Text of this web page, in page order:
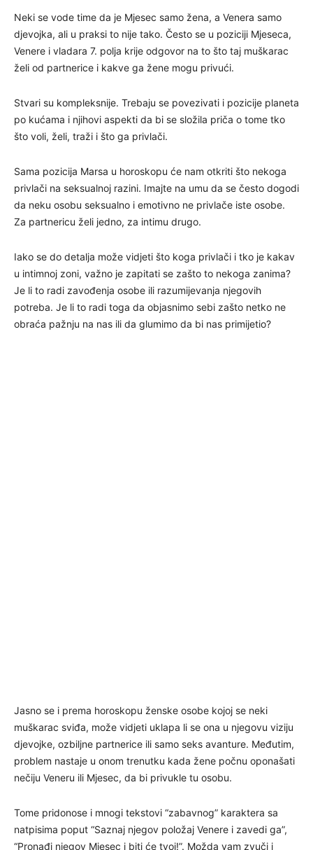
Neki se vode time da je Mjesec samo žena, a Venera samo
djevojka, ali u praksi to nije tako. Često se u poziciji Mjeseca,
Venere i vladara 7. polja krije odgovor na to što taj muškarac
želi od partnerice i kakve ga žene mogu privući.
Stvari su kompleksnije. Trebaju se povezivati i pozicije planeta
po kućama i njihovi aspekti da bi se složila priča o tome tko
što voli, želi, traži i što ga privlači.
Sama pozicija Marsa u horoskopu će nam otkriti što nekoga
privlači na seksualnoj razini. Imajte na umu da se često dogodi
da neku osobu seksualno i emotivno ne privlače iste osobe.
Za partnericu želi jedno, za intimu drugo.
Iako se do detalja može vidjeti što koga privlači i tko je kakav
u intimnoj zoni, važno je zapitati se zašto to nekoga zanima?
Je li to radi zavođenja osobe ili razumijevanja njegovih
potreba. Je li to radi toga da objasnimo sebi zašto netko ne
obraća pažnju na nas ili da glumimo da bi nas primijetio?
Jasno se i prema horoskopu ženske osobe kojoj se neki
muškarac sviđa, može vidjeti uklapa li se ona u njegovu viziju
djevojke, ozbiljne partnerice ili samo seks avanture. Međutim,
problem nastaje u onom trenutku kada žene počnu oponašati
nečiju Veneru ili Mjesec, da bi privukle tu osobu.
Tome pridonose i mnogi tekstovi “zabavnog” karaktera sa
natpisima poput “Saznaj njegov položaj Venere i zavedi ga”,
“Pronađi njegov Mjesec i biti će tvoj!”. Možda vam zvuči i